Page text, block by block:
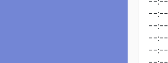
--:--
--:--
--:--
--:--